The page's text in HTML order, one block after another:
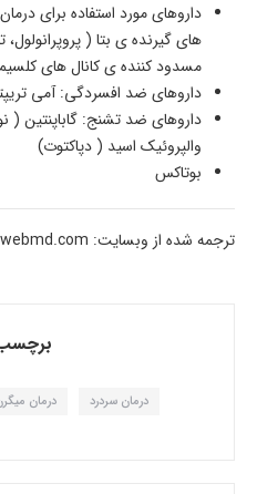
داروهای مورد استفاده برای
های گیرنده ی بتا ( پروپرانولول،
مسدود کننده ی کانال های
داروهای ضد افسردگی: آمی
داروهای ضد تشنج: گاباپنتین (
والپروئیک اسید ( دپاکتوت)
بوتاکس
ترجمه شده از وبسایت: www.webmd.com
درمان سردرد درمان